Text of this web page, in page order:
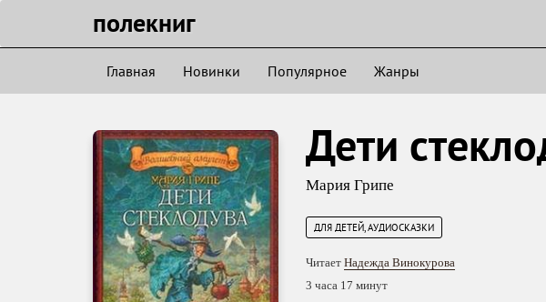
полекниг
Главная Новинки Популярное Жанры
Дети
Мария Грипе
ДЛЯ ДЕТЕЙ, АУДИОСКАЗКИ
Читает Надежда Винокурова
3 часа 17 минут